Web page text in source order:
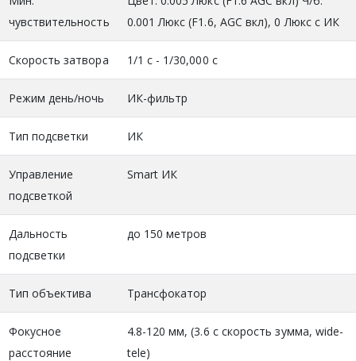
чувствительность
0.001 Люкс (F1.6, AGC вкл), 0 Люкс с ИК
Скорость затвора 1/1 c - 1/30,000 с
Режим день/ночь ИК-фильтр
Тип подсветки ИК
Управление
подсветкой
Smart ИК
Дальность
подсветки
до 150 метров
Тип объектива Трансфокатор
Фокусное
расстояние
4.8-120 мм, (3.6 с скорость зумма, wide-
tele)